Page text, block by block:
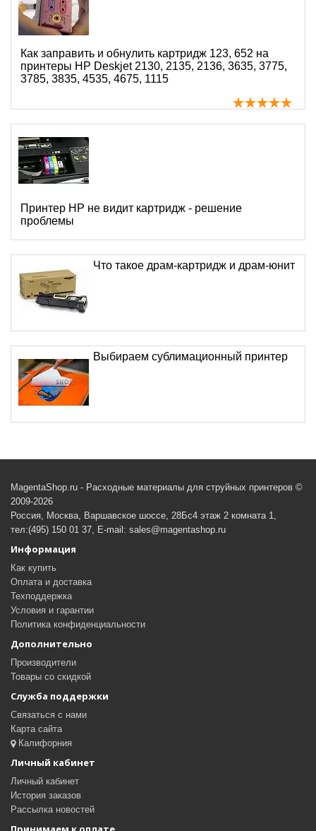
Как заправить и обнулить картридж 123, 652 на
принтеры HP Deskjet 2130, 2135, 2136, 3635, 3775,
3785, 3835, 4535, 4675, 1115
Принтер HP не видит картридж - решение
проблемы
Что такое драм-картридж и драм-юнит
Выбираем сублимационный принтер
MagentaShop.ru - Расходные материалы для струйных принтеров ©
2009-2026
Россия, Москва, Варшавское шоссе, 28Бс4 этаж 2 комната 1,
тел:(495) 150 01 37, E-mail: sales@magentashop.ru
Информация
Как купить
Оплата и доставка
Техподдержка
Условия и гарантии
Политика конфиденциальности
Дополнительно
Производители
Товары со скидкой
Служба поддержки
Связаться с нами
Карта сайта
Калифорния
Личный кабинет
Личный кабинет
История заказов
Рассылка новостей